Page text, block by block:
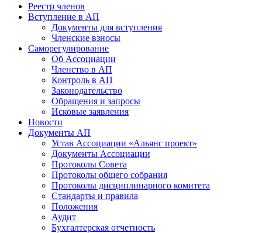
Реестр членов
Вступление в АП
Документы для вступления
Членские взносы
Саморегулирование
Об Ассоциации
Членство в АП
Контроль в АП
Законодательство
Обращения и запросы
Исковые заявления
Новости
Документы АП
Устав Ассоциации «Альянс проект»
Документы Ассоциации
Протоколы Совета
Протоколы общего собрания
Протоколы дисциплинарного комитета
Стандарты и правила
Положения
Аудит
Бухгалтерская отчетность